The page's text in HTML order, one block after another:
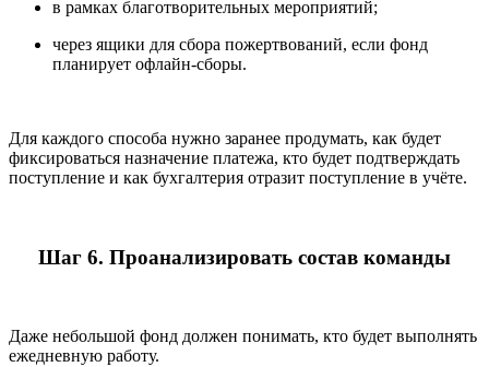
в рамках благотворительных мероприятий;
через ящики для сбора пожертвований, если фонд
планирует офлайн-сборы.
Для каждого способа нужно заранее продумать, как будет
фиксироваться назначение платежа, кто будет подтверждать
поступление и как бухгалтерия отразит поступление в учёте.
Шаг 6. Проанализировать состав команды
Даже небольшой фонд должен понимать, кто будет выполнять
ежедневную работу.